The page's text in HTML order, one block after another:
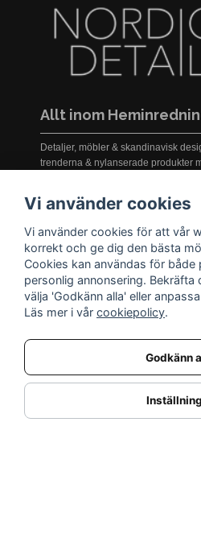
Allt inom
Detaljer, möbler & skandinavisk
trenderna & nylanserade produkter
INFORMATION
Nyheter
Kampanjer
Varumärken
Vi använder cookies
Vi använder cookies för att vår
korrekt och ge dig den bästa
Cookies kan användas för
personlig annonsering.
välja 'Godkänn alla' eller
Läs mer i vår cookiepolicy.
Godkänn